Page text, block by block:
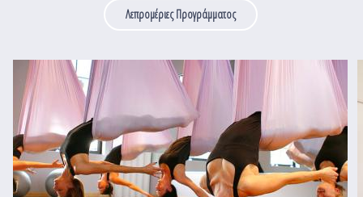
Λεπρομέριες Προγράμματος